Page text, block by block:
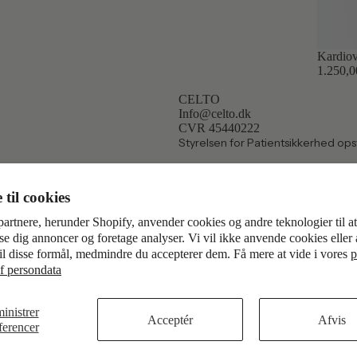
til cookies
herunder Shopify, anvender cookies og andre teknologier til
dig annoncer og foretage analyser. Vi vil ikke anvende cookies eller
disse formål, medmindre du accepterer dem. Få mere at vide i vores
persondata
Acceptér Afvis
CELTO
Info@celto.dk
CVR 45440222
Styrelsen for Patientsikkerhed
Vilkår og politikker
Politik om beskyttelse af persondata
Kontaktinformation
Refusionspolitik